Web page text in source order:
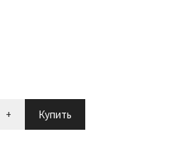
+ Купить